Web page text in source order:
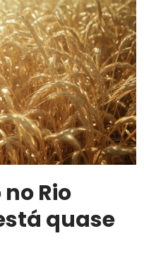
Rio
quase